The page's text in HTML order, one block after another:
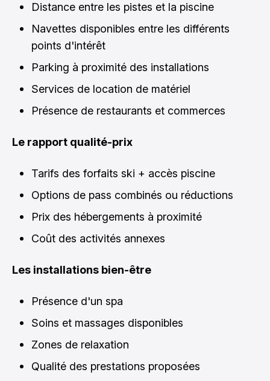
Distance entre les pistes et la piscine
Navettes disponibles entre les différents
points d'intérêt
Parking à proximité des installations
Services de location de matériel
Présence de restaurants et commerces
Le rapport qualité-prix
Tarifs des forfaits ski + accès piscine
Options de pass combinés ou réductions
Prix des hébergements à proximité
Coût des activités annexes
Les installations bien-être
Présence d'un spa
Soins et massages disponibles
Zones de relaxation
Qualité des prestations proposées